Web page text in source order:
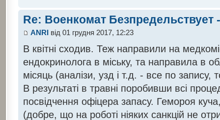
Re: Военкомат Безпредельствует
ANRIвід 01 грудня 2017, 12:23
В квітні сходив. Теж направили на
ендокринолога в міську, та направила в
місяць (аналізи, узд і т.д. - все по
В результаті в травні поробивши всі
посвідчення офіцера запасу. Гемороя
(добре, що на роботі ніяких санкцій не